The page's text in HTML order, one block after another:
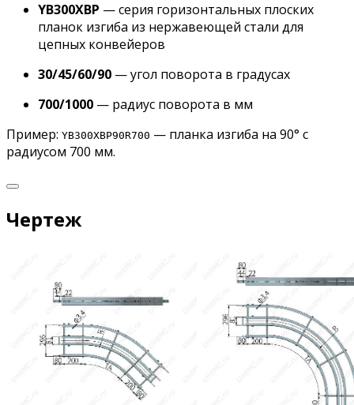
YB300XBP — серия горизонтальных плоских
планок изгиба из нержавеющей стали для
цепных конвейеров
30/45/60/90 — угол поворота в градусах
700/1000 — радиус поворота в мм
Пример: YB300XBP90R700 — планка изгиба на 90° с
радиусом 700 мм.
Чертеж